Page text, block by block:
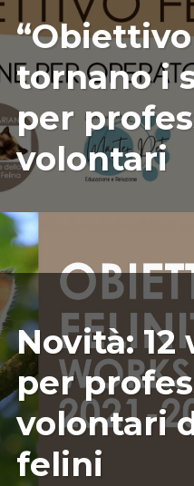
08/31/2022
ILARIAMARIANICRF
tornano i
per
volontari
09/21/2021
ILARIAMARIANICRF
Novità:
per
volontari
felini